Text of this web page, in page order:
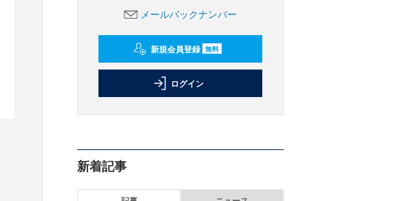
メールバックナンバー
新規会員登録 無料
ログイン
新着記事